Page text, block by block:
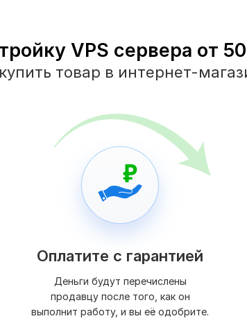
VPS сервера от
товар в интернет-
Оплатите с гарантией
Деньги будут перечислены
продавцу после того, как он
выполнит работу, и вы её одобрите.